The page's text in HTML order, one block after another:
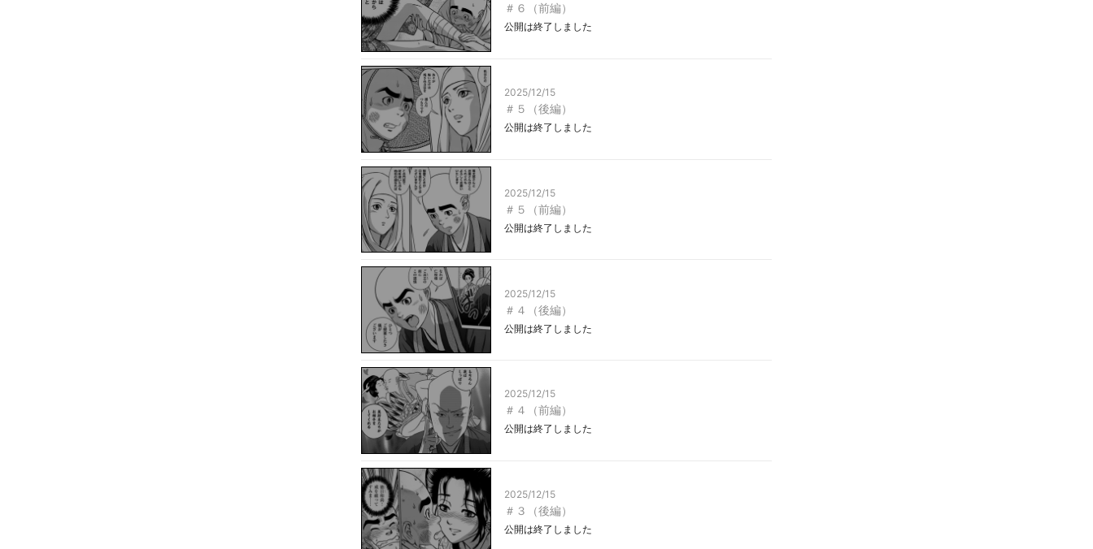
＃６（前編）
公開は終了しました
2025/12/15
＃５（後編）
公開は終了しました
2025/12/15
＃５（前編）
公開は終了しました
2025/12/15
＃４（後編）
公開は終了しました
2025/12/15
＃４（前編）
公開は終了しました
2025/12/15
＃３（後編）
公開は終了しました